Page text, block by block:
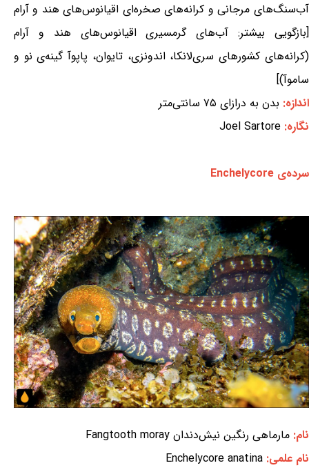
آب‌سنگ‌های مرجانی و کرانه‌های صخره‌ای اقیانوس‌های هند و آرام
[بازگویی بیشتر: آب‌های گرمسیری اقیانوس‌های هند و آرام
(کرانه‌های کشورهای سری‌لانکا، اندونزی، تایوان، پاپوآ گینه‌ی نو و
ساموآ)]
اندازه: بدن به درازای ۷۵ سانتی‌متر
نگاره: Joel Sartore
سرده‌ی Enchelycore
نام: مارماهی رنگین نیش‌دندان Fangtooth moray
نام علمی: Enchelycore anatina